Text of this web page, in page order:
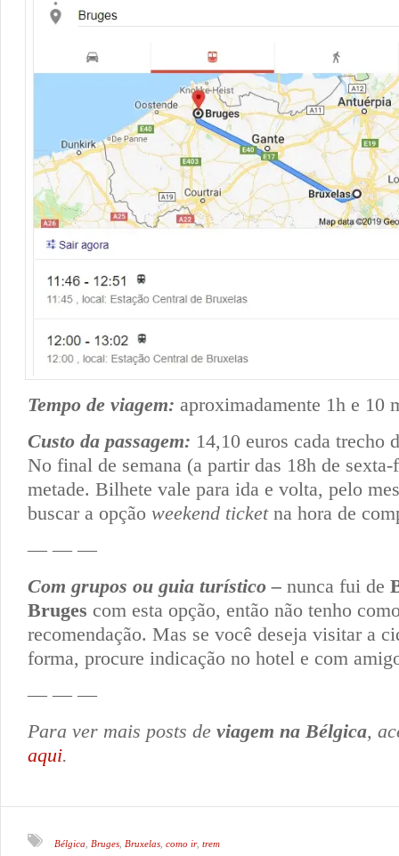
Tempo de viagem: aproximadamente 1h e 10
Custo da passagem: 14,10 euros cada trecho
No final de semana (a partir das 18h de
metade. Bilhete vale para ida e volta, pelo
buscar a opção weekend ticketna hora de
— — —
Com grupos ou guia turístico – nunca fui de
Bruges com esta opção, então não tenho
recomendação. Mas se você deseja visitar a
forma, procure indicação no hotel e com
— — —
Para ver mais posts de viagem na Bélgica,
aqui.
Bélgica Bruges Bruxelas como ir, trem